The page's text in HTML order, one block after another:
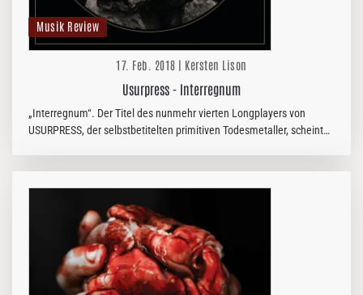
Musik Review
17. Feb. 2018 | Kersten Lison
Usurpress - Interregnum
„Interregnum“. Der Titel des nunmehr vierten Longplayers von
USURPRESS, der selbstbetitelten primitiven Todesmetaller, scheint